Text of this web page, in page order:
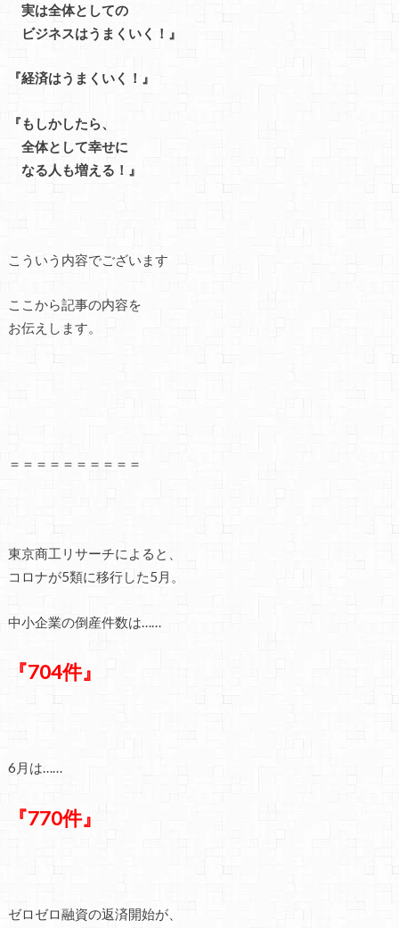
実は全体としての
ビジネスはうまくいく！』
『経済はうまくいく！』
『もしかしたら、
全体として幸せに
なる人も増える！』
こういう内容でございます
ここから記事の内容を
お伝えします。
＝＝＝＝＝＝＝＝＝＝
東京商工リサーチによると、
コロナが5類に移行した5月。
中小企業の倒産件数は……
『704件』
6月は……
『770件』
ゼロゼロ融資の返済開始が、